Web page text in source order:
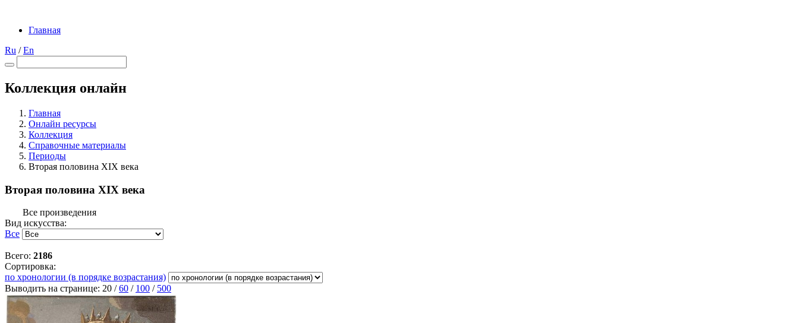
Главная
Ru /En
Коллекция онлайн
Главная
Онлайн ресурсы
Коллекция
Справочные материалы
Периоды
Вторая половина XIX века
Вторая половина XIX века
Все произведения
Вид искусства:
Все
Всего: 2186
Сортировка:
по хронологии (в порядке возрастания)
Выводить на странице: 20 /60 / 100 / 500